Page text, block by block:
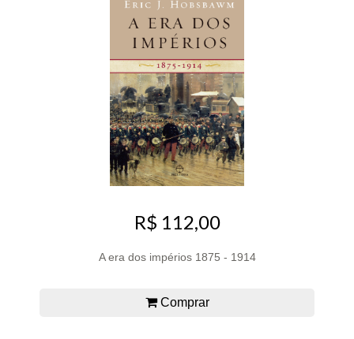
R$ 112,00
A era dos impérios 1875 - 1914
Comprar